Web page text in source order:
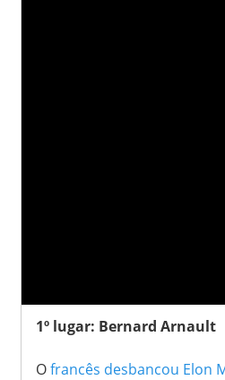
1º lugar: Bernard Arnault
Ofrancês desbancou Elon